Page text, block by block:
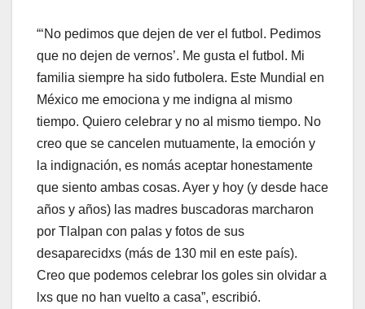
“‘No pedimos que dejen de ver el futbol. Pedimos
que no dejen de vernos’. Me gusta el futbol. Mi
familia siempre ha sido futbolera. Este Mundial en
México me emociona y me indigna al mismo
tiempo. Quiero celebrar y no al mismo tiempo. No
creo que se cancelen mutuamente, la emoción y
la indignación, es nomás aceptar honestamente
que siento ambas cosas. Ayer y hoy (y desde hace
años y años) las madres buscadoras marcharon
por Tlalpan con palas y fotos de sus
desaparecidxs (más de 130 mil en este país).
Creo que podemos celebrar los goles sin olvidar a
lxs que no han vuelto a casa”, escribió.